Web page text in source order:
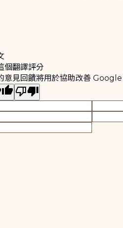
個翻譯評分
意見回饋將用於協助改善 Google